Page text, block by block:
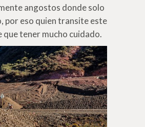
angostos donde solo
por eso quien transite este
que tener mucho cuidado.